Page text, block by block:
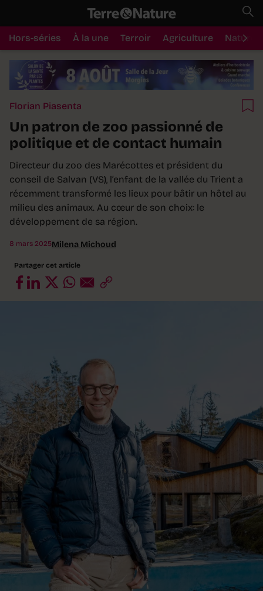
Hors-séries À la une Terroir Agriculture Nature
Florian Piasenta
Un patron de zoo passionné de
politique et de contact humain
Directeur du zoo des Marécottes et président du
conseil de Salvan (VS), l’enfant de la vallée du Trient a
récemment transformé les lieux pour bâtir un hôtel au
milieu des animaux. Au cœur de son choix: le
développement de sa région.
8 mars 2025Milena Michoud
Partager cet article